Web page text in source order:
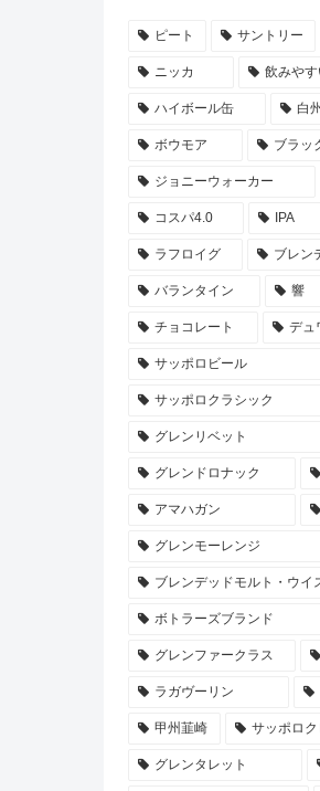
ピート サントリー
ニッカ 飲みやす
ハイボール缶 白州
ボウモア ブラッ
ジョニーウォーカー
コスパ4.0 IPA
ラフロイグ ブレン
バランタイン 響
チョコレート デュ
サッポロビール
サッポロクラシック
グレンリベット
グレンドロナック
アマハガン
グレンモーレンジ
ブレンデッドモルト・ウイ
ボトラーズブランド
グレンファークラス
ラガヴーリン
甲州韮崎 サッポロ
グレンタレット